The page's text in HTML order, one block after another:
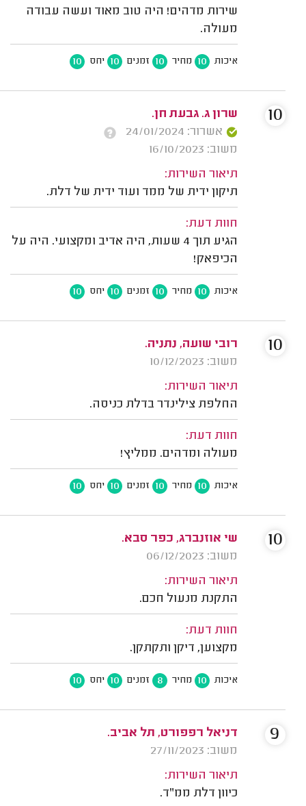
שירות מדהים! היה טוב מאוד ועשה עבודה
מעולה.
איכות 10 מחיר 10 זמנים 10 יחס 10
שרון ג. גבעת חן.
אשרור: 24/01/2024
משוב: 16/10/2023
תיאור השירות:
תיקון ידית של ממד ועוד ידית של דלת.
חוות דעת:
הגיע תוך 4 שעות, היה אדיב ומקצועי. היה על
הכיפאק!
איכות 10 מחיר 10 זמנים 10 יחס 10
10
רובי שועה, נתניה.
משוב: 10/12/2023
תיאור השירות:
החלפת צילינדר בדלת כניסה.
חוות דעת:
מעולה ומדהים. ממליץ!
איכות 10 מחיר 10 זמנים 10 יחס 10
10
שי אוזנברג, כפר סבא.
משוב: 06/12/2023
תיאור השירות:
התקנת מנעול חכם.
חוות דעת:
מקצוען, דיקן ותקתקן.
איכות 10 מחיר 8 זמנים 10 יחס 10
10
דניאל רפפורט, תל אביב.
משוב: 27/11/2023
תיאור השירות:
כיוון דלת ממ"ד.
9